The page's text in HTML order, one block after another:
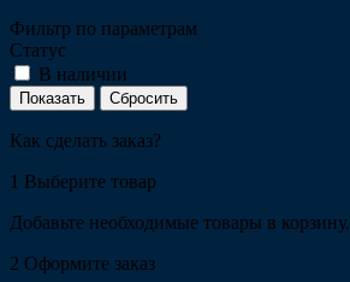
Фильтр по параметрам
Статус
В наличии
Сбросить
Как сделать заказ?
1 Выберите товар
Добавьте необходимые товары в корзину.
2 Оформите заказ